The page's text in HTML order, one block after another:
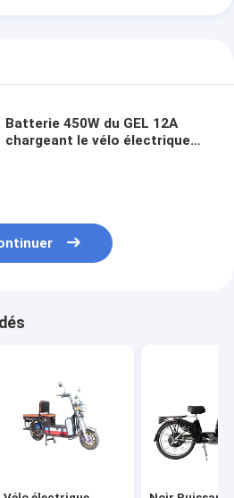
Batterie 450W du GEL 12A
chargeant le vélo électrique